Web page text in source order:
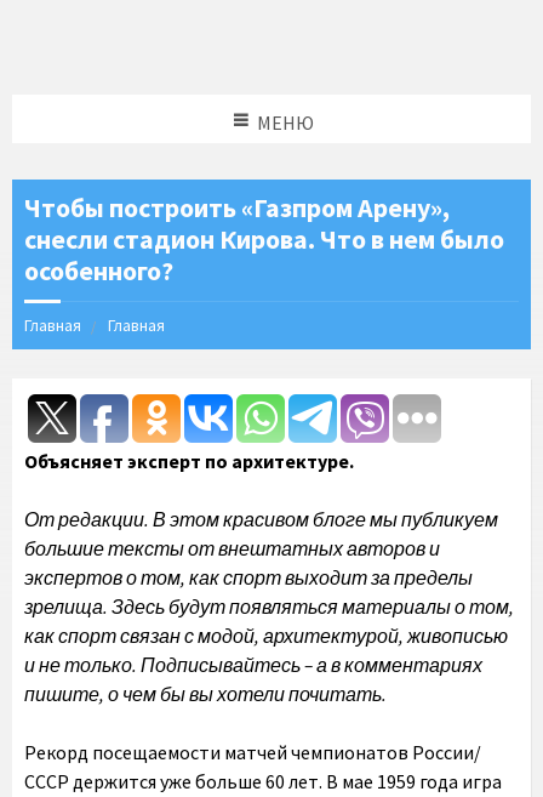
МЕНЮ
Чтобы построить «Газпром Арену»,
снесли стадион Кирова. Что в нем было
особенного?
Главная Главная
Объясняет эксперт по архитектуре.
От редакции. В этом красивом блоге мы публикуем
большие тексты от внештатных авторов и
экспертов о том, как спорт выходит за пределы
зрелища. Здесь будут появляться материалы о том,
как спорт связан с модой, архитектурой, живописью
и не только. Подписывайтесь – а в комментариях
пишите, о чем бы вы хотели почитать.
Рекорд посещаемости матчей чемпионатов России/
СССР держится уже больше 60 лет. В мае 1959 года игра